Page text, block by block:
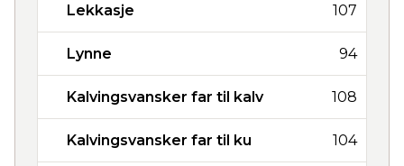
Lekkasje 107
Lynne 94
Kalvingsvansker far til kalv 108
Kalvingsvansker far til ku 104